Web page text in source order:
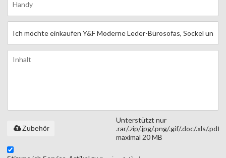
Unterstützt nur
.rar/.zip/.jpg/.png/.gif/.doc/.xls/.pdf,
maximal 20 MB
Zubehör